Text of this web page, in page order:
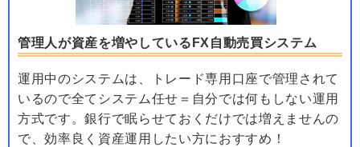
管理人が資産を増やしているFX自動売買システム
運用中のシステムは、トレード専用口座で管理されて
いるので全てシステム任せ＝自分では何もしない運用
方式です。銀行で眠らせておくだけでは増えませんの
で、効率良く資産運用したい方におすすめ！